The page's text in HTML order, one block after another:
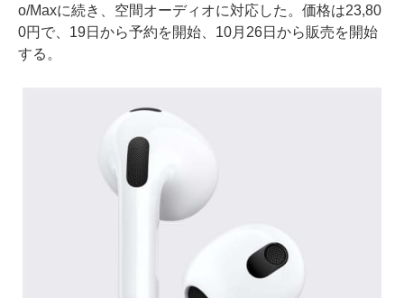
o/Maxに続き、空間オーディオに対応した。価格は23,80
0円で、19日から予約を開始、10月26日から販売を開始
する。